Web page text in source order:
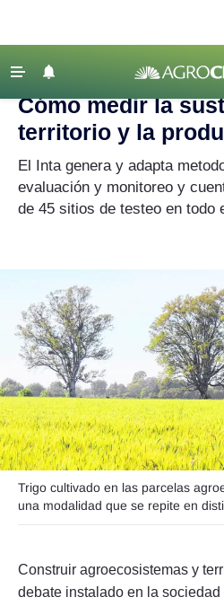
Agricultura
Lechería
Tecnología
Regionales
Clima
Agronegocios
Mercados
Seguinos
‹ VOLVER
Agroclave sustentabilidad
Cómo medir la
territorio y la
El Inta genera y adapta
evaluación y monitoreo y
de 45 sitios de testeo en todo
Trigo cultivado en las parcelas
una modalidad que se repite en
Construir agroecosistemas y
debate instalado en la